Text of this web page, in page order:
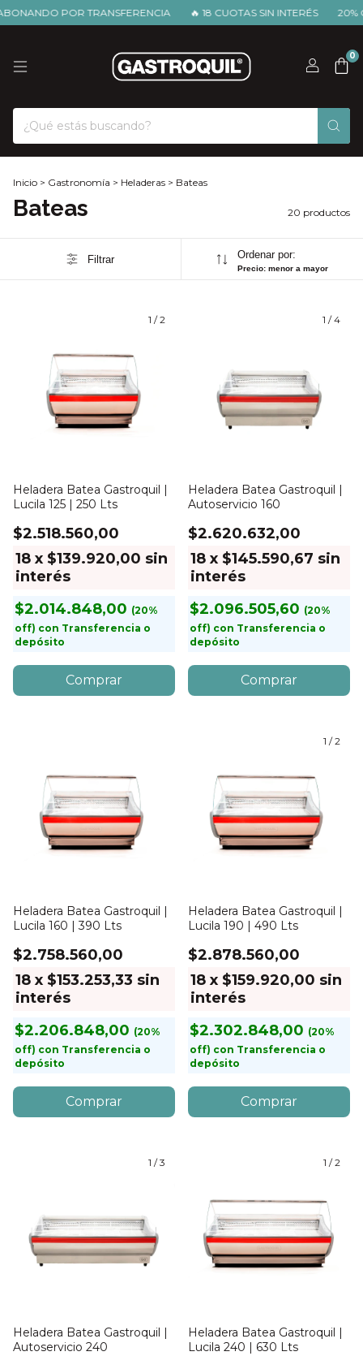
POR TRANSFERENCIA 🔥 18 CUOTAS SIN INTERÉS 20% OFF
0
Inicio > Gastronomía > Heladeras > Bateas
Bateas 20 productos
Filtrar Ordenar por:
Precio: menor a mayor
1 /2
Heladera Batea Gastroquil |
Lucila 125 | 250 Lts
$2.518.560,00
18 x $139.920,00 sin
interés
$2.014.848,00
con Transferencia o
depósito
1 /4
Heladera Batea Gastroquil |
Autoservicio 160
$2.620.632,00
18 x $145.590,67 sin
interés
$2.096.505,60
con Transferencia o
depósito
Heladera Batea Gastroquil |
Lucila 160 | 390 Lts
$2.758.560,00
18 x $153.253,33 sin
interés
$2.206.848,00
con Transferencia o
depósito
1 /2
Heladera Batea Gastroquil |
Lucila 190 | 490 Lts
$2.878.560,00
18 x $159.920,00 sin
interés
$2.302.848,00
con Transferencia o
depósito
1 /3
Heladera Batea Gastroquil |
Autoservicio 240
1 /2
Heladera Batea Gastroquil |
Lucila 240 | 630 Lts